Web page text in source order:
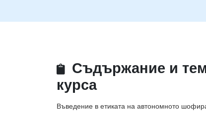
Съдържание и
курса
Въведение в етиката на автономното